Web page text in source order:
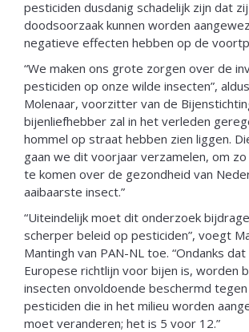
pesticiden dusdanig schadelijk zijn dat
doodsoorzaak kunnen worden
negatieve effecten hebben op de
“We maken ons grote zorgen over de
pesticiden op onze wilde insecten”,
Molenaar, voorzitter van de
bijenliefhebber zal in het verleden
hommel op straat hebben zien liggen.
gaan we dit voorjaar verzamelen, om
te komen over de gezondheid van
aaibaarste insect.”
“Uiteindelijk moet dit onderzoek
scherper beleid op pesticiden”, voegt
Mantingh van PAN-NL toe. “Ondanks
Europese richtlijn voor bijen is, worden
insecten onvoldoende beschermd
pesticiden die in het milieu worden
moet veranderen; het is 5 voor 12.”